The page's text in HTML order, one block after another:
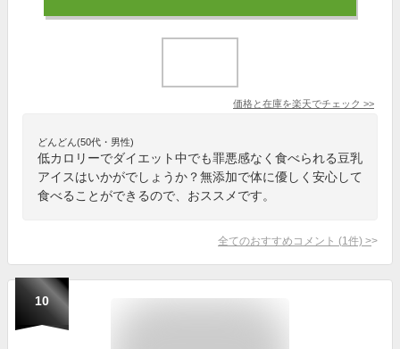
価格と在庫を楽天でチェック >>
どんどん(50代・男性)
低カロリーでダイエット中でも罪悪感なく食べられる豆乳
アイスはいかがでしょうか？無添加で体に優しく安心して
食べることができるので、おススメです。
全てのおすすめコメント (1 件) >
10